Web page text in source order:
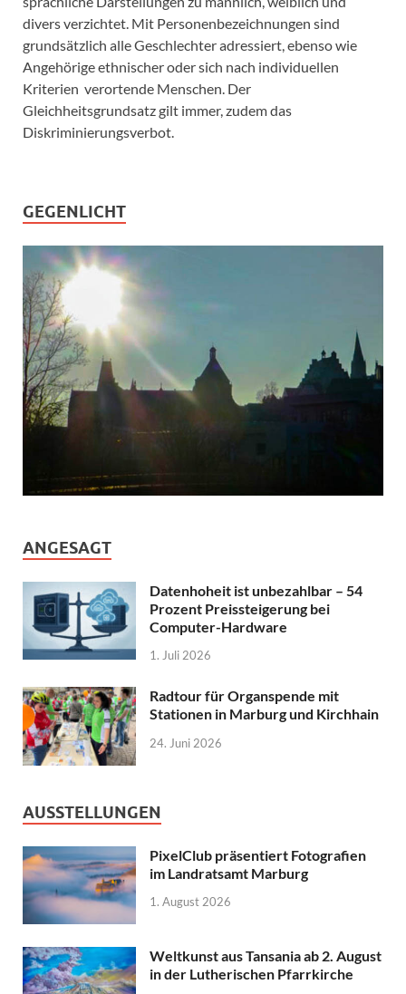
divers verzichtet. Mit Personenbezeichnungen sind
grundsätzlich alle Geschlechter adressiert, ebenso wie
Angehörige ethnischer oder sich nach individuellen
Kriterien verortende Menschen. Der
Gleichheitsgrundsatz gilt immer, zudem das
Diskriminierungsverbot.
GEGENLICHT
ANGESAGT
Datenhoheit ist unbezahlbar – 54
Prozent Preissteigerung bei
Computer-Hardware
1. Juli 2026
Radtour für Organspende mit
Stationen in Marburg und Kirchhain
24. Juni 2026
AUSSTELLUNGEN
PixelClub präsentiert Fotografien
im Landratsamt Marburg
1. August 2026
Weltkunst aus Tansania ab 2. August
in der Lutherischen Pfarrkirche